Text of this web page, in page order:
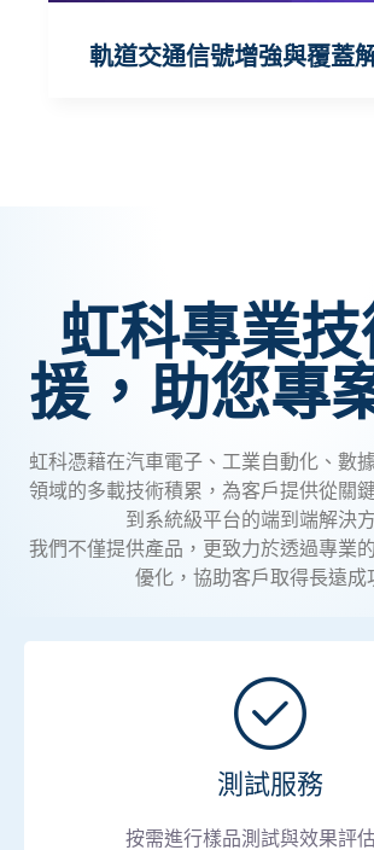
軌道交通信號增強與覆蓋
虹科專業
援，助您專
虹科憑藉在汽車電子、工業自動化、數
領域的多載技術積累，為客戶提供從關
到系統級平台的端到端解決
我們不僅提供產品，更致力於透過專業
優化，協助客戶取得長遠成
測試服務
按需進行樣品測試與效果評